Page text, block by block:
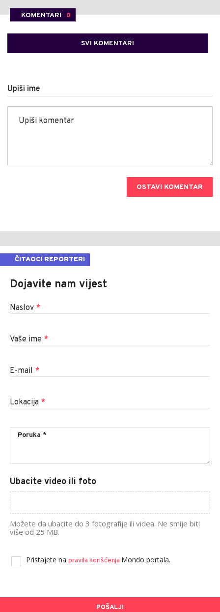
KOMENTARI 0
SVI KOMENTARI
Upiši ime
OSTAVI KOMENTAR
ČITAOCI REPORTERI
Dojavite nam vijest
Naslov *
Vaše ime *
E-mail *
Lokacija *
Ubacite video ili foto
Možete da ubacite do 3 fotografije ili videa. Ne smije biti
više od 25 MB.
Pristajete na pravila korišćenja Mondo portala.
POŠALJI